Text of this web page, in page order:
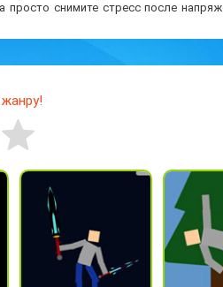
снимите стресс после